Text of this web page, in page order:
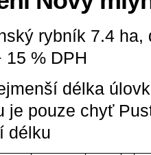
rybník 7.4
15 % DPH
délka
je pouze chyť
délku